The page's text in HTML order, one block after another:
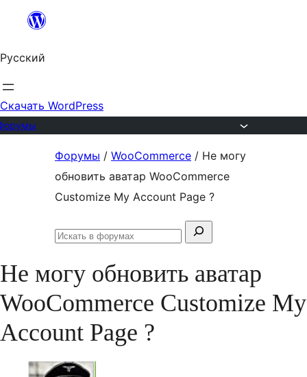
Перейти
содержимому
Русский
Скачать WordPress
содержимому
Форумы / WooCommerce / Не могу
обновить аватар WooCommerce
Customize My Account Page ?
Поиск:
Искать
Не могу обновить аватар
WooCommerce Customize My
Account Page ?